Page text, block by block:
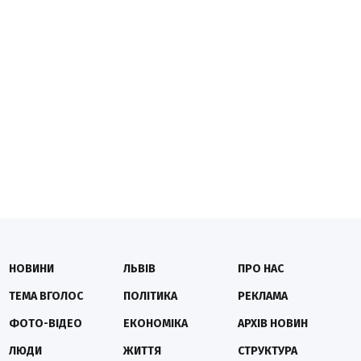
НОВИНИ
ТЕМА ВГОЛОС
ФОТО-ВІДЕО
ЛЮДИ
ЛЬВІВ
ПОЛІТИКА
ЕКОНОМІКА
ЖИТТЯ
ПРО НАС
РЕКЛАМА
АРХІВ НОВИН
СТРУКТУРА